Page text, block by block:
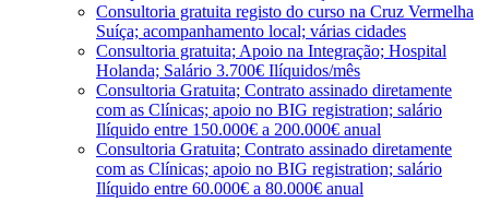
Consultoria gratuita registo do curso na Cruz Vermelha
Suíça; acompanhamento local; várias cidades
Consultoria gratuita; Apoio na Integração; Hospital
Holanda; Salário 3.700€ Ilíquidos/mês
Consultoria Gratuita; Contrato assinado diretamente
com as Clínicas; apoio no BIG registration; salário
Ilíquido entre 150.000€ a 200.000€ anual
Consultoria Gratuita; Contrato assinado diretamente
com as Clínicas; apoio no BIG registration; salário
Ilíquido entre 60.000€ a 80.000€ anual